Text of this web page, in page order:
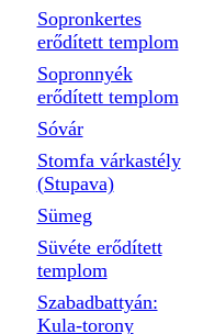
Sopronkertes
erődített templom
Sopronnyék
erődített templom
Sóvár
Stomfa várkastély
(Stupava)
Sümeg
Süvéte erődített
templom
Szabadbattyán:
Kula-torony